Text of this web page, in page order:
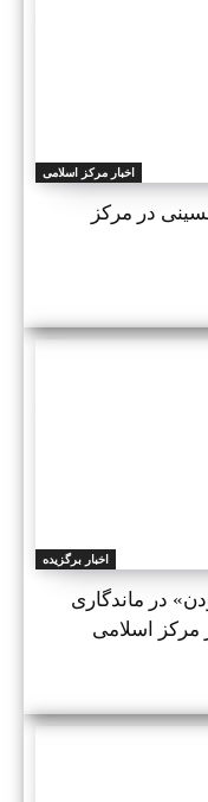
اخبار مرکز اسلامی
در مرکز
اخبار برگزیده
در ماندگاری
مرکز اسلامی